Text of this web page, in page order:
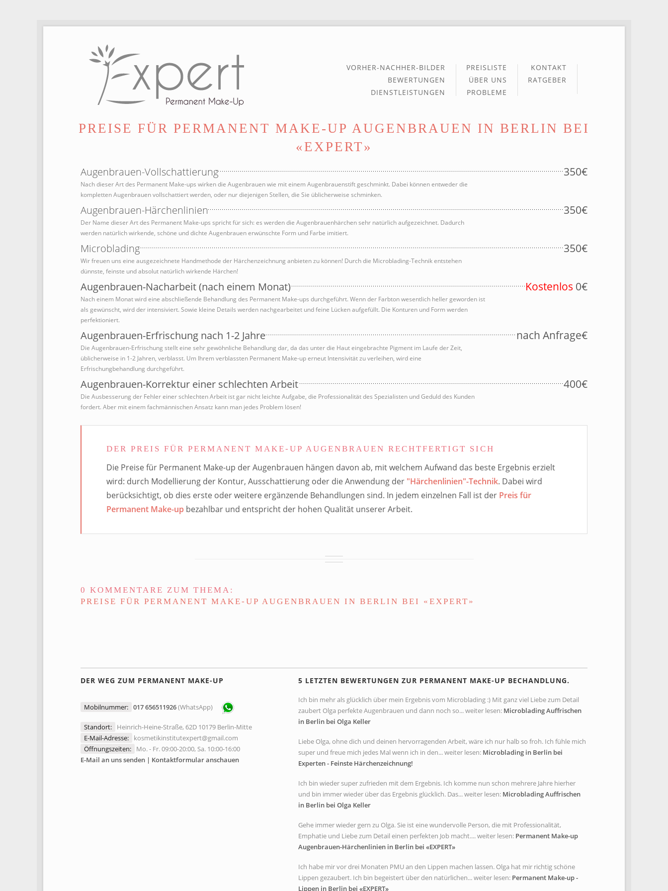
VORHER-NACHHER-BILDER
BEWERTUNGEN
DIENSTLEISTUNGEN
PREISLISTE
ÜBER UNS
PROBLEME
KONTAKT
RATGEBER
PREISE FÜR PERMANENT MAKE-UP AUGENBRAUEN IN BERLIN BEI
«EXPERT»
Augenbrauen-Vollschattierung 350€
Nach dieser Art des Permanent Make-ups wirken die Augenbrauen wie mit einem Augenbrauenstift geschminkt. Dabei können entweder die
kompletten Augenbrauen vollschattiert werden, oder nur diejenigen Stellen, die Sie üblicherweise schminken.
Augenbrauen-Härchenlinien 350€
Der Name dieser Art des Permanent Make-ups spricht für sich: es werden die Augenbrauenhärchen sehr natürlich aufgezeichnet. Dadurch
werden natürlich wirkende, schöne und dichte Augenbrauen erwünschte Form und Farbe imitiert.
Microblading 350€
Wir freuen uns eine ausgezeichnete Handmethode der Härchenzeichnung anbieten zu können! Durch die Microblading-Technik entstehen
dünnste, feinste und absolut natürlich wirkende Härchen!
Augenbrauen-Nacharbeit (nach einem Monat) Kostenlos 0€
Nach einem Monat wird eine abschließende Behandlung des Permanent Make-ups durchgeführt. Wenn der Farbton wesentlich heller geworden ist
als gewünscht, wird der intensiviert. Sowie kleine Details werden nachgearbeitet und feine Lücken aufgefüllt. Die Konturen und Form werden
perfektioniert.
Augenbrauen-Erfrischung nach 1-2 Jahre nach Anfrage€
Die Augenbrauen-Erfrischung stellt eine sehr gewöhnliche Behandlung dar, da das unter die Haut eingebrachte Pigment im Laufe der Zeit,
üblicherweise in 1-2 Jahren, verblasst. Um Ihrem verblassten Permanent Make-up erneut Intensivität zu verleihen, wird eine
Erfrischungbehandlung durchgeführt.
Augenbrauen-Korrektur einer schlechten Arbeit 400€
Die Ausbesserung der Fehler einer schlechten Arbeit ist gar nicht leichte Aufgabe, die Professionalität des Spezialisten und Geduld des Kunden
fordert. Aber mit einem fachmännischen Ansatz kann man jedes Problem lösen!
DER PREIS FÜR PERMANENT MAKE-UP AUGENBRAUEN RECHTFERTIGT SICH
Die Preise für Permanent Make-up der Augenbrauen hängen davon ab, mit welchem Aufwand das beste Ergebnis erzielt
wird: durch Modellierung der Kontur, Ausschattierung oder die Anwendung der "Härchenlinien"-Technik. Dabei wird
berücksichtigt, ob dies erste oder weitere ergänzende Behandlungen sind. In jedem einzelnen Fall ist der Preis für
Permanent Make-up bezahlbar und entspricht der hohen Qualität unserer Arbeit.
0 KOMMENTARE ZUM THEMA:
PREISE FÜR PERMANENT MAKE-UP AUGENBRAUEN IN BERLIN BEI «EXPERT»
DER WEG ZUM PERMANENT MAKE-UP
Mobilnummer: 017 656511926(WhatsApp)
Standort:
Heinrich-Heine-Straße, 62D 10179 Berlin-Mitte
E-Mail-Adresse:
kosmetikinstitutexpert@gmail.com
Öffnungszeiten:
Mo. - Fr. 09:00-20:00, Sa. 10:00-16:00
E-Mail an uns senden | Kontaktformular anschauen
5 LETZTEN BEWERTUNGEN ZUR PERMANENT MAKE-UP BECHANDLUNG.
Ich bin mehr als glücklich über mein Ergebnis vom Microblading :) Mit ganz viel Liebe zum Detail
zaubert Olga perfekte Augenbrauen und dann noch so... weiter lesen: Microblading Auffrischen
in Berlin bei Olga Keller
Liebe Olga, ohne dich und deinen hervorragenden Arbeit, wäre ich nur halb so froh. Ich fühle mich
super und freue mich jedes Mal wenn ich in den... weiter lesen: Microblading in Berlin bei
Experten - Feinste Härchenzeichnung!
Ich bin wieder super zufrieden mit dem Ergebnis. Ich komme nun schon mehrere Jahre hierher
und bin immer wieder über das Ergebnis glücklich. Das... weiter lesen: Microblading Auffrischen
in Berlin bei Olga Keller
Gehe immer wieder gern zu Olga. Sie ist eine wundervolle Person, die mit Professionalität,
Emphatie und Liebe zum Detail einen perfekten Job macht.... weiter lesen: Permanent Make-up
Augenbrauen-Härchenlinien in Berlin bei «EXPERT»
Ich habe mir vor drei Monaten PMU an den Lippen machen lassen. Olga hat mir richtig schöne
Lippen gezaubert. Ich bin begeistert über den natürlichen... weiter lesen: Permanent Make-up -
Lippen in Berlin bei «EXPERT»